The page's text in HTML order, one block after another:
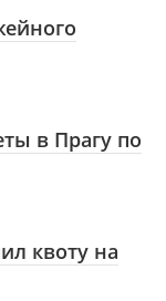
в Прагу по
квоту на